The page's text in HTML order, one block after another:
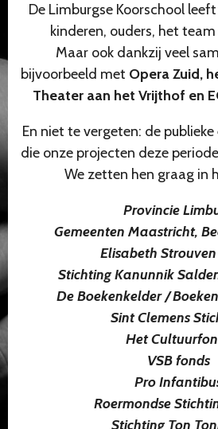
De Limburgse Koorschool
kinderen, ouders, het
Maar ook dankzij veel
bijvoorbeeld met Opera Zuid,
Theater aan het Vrijthof en
En niet te vergeten: de
die onze projecten deze
We zetten hen graag in
Provincie
Gemeenten Maastricht,
Elisabeth
Stichting Kanunnik
De Boekenkelder /
Sint Clemens
Het
VSB fonds
Pro
Roermondse
Stichting Ton